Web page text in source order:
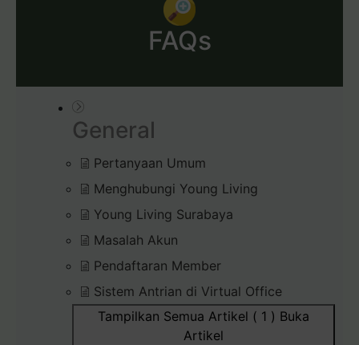
FAQs
General
Pertanyaan Umum
Menghubungi Young Living
Young Living Surabaya
Masalah Akun
Pendaftaran Member
Sistem Antrian di Virtual Office
Tampilkan Semua Artikel ( 1 ) Buka
Artikel